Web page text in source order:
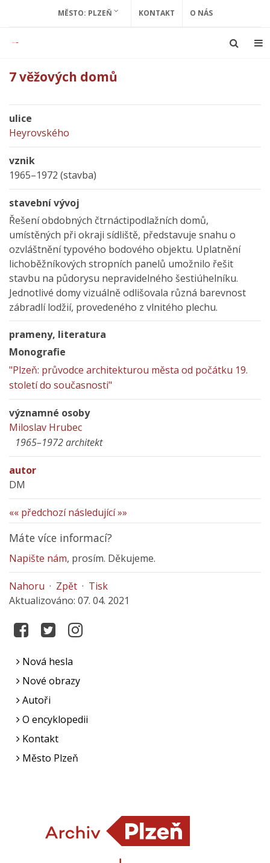
MĚSTO: PLZEŇ KONTAKT O NÁS
7 věžových domů
ulice
Heyrovského
vznik
1965–1972 (stavba)
stavební vývoj
Řešení obdobných čtrnáctipodlažních domů,
umístěných při okraji sídliště, představuje snahu o
ozvláštnění typového bodového objektu. Uplatnění
lichoběžníkových stropních panelů umožnilo řešit
stavbu na půdorysu nepravidelného šestiúhelníku.
Jednotlivé domy vizuálně odlišovala různá barevnost
zábradlí lodžií, provedeného z vlnitého plechu.
prameny, literatura
Monografie
"Plzeň: průvodce architekturou města od počátku 19.
století do současnosti"
významné osoby
Miloslav Hrubec
1965–1972 architekt
autor
DM
«« předchozí následující »»
Máte více informací?
Napište nám, prosím. Děkujeme.
Nahoru · Zpět · Tisk
Aktualizováno: 07. 04. 2021
Nová hesla
Nové obrazy
Autoři
O encyklopedii
Kontakt
Město Plzeň